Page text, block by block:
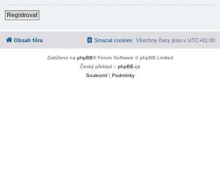
Registrovat
Obsah fóra Všechny časy jsou v UTC+01:00
Smazat cookies
Založeno na phpBB® Forum Software © phpBB Limited
Český překlad – phpBB.cz
Soukromí| Podmínky